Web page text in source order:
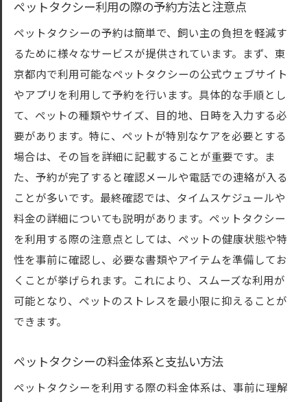
ーの特徴
緊急時に対応可能なペットタクシーのサー
ビス
定期利用と単発利用の違いと選び方
ペットタクシーの車両設備と快適な移動の
ための工夫
東京都のペットタクシーで移動が快適になる理
由
ペットタクシーが提供する快適な移動環境
ペットのストレス軽減と健康管理への配慮
ドライバーの専門知識とペットへの対応力
ペットタクシーの利用シーン別の利便性
の裏側
ペットタクシー利用の際の予約方法と注意点
ペットタクシーの予約は簡単で、飼い主の負担を軽減す
るために様々なサービスが提供されています。まず、東
京都内で利用可能なペットタクシーの公式ウェブサイト
やアプリを利用して予約を行います。具体的な手順とし
て、ペットの種類やサイズ、目的地、日時を入力する必
要があります。特に、ペットが特別なケアを必要とする
場合は、その旨を詳細に記載することが重要です。ま
た、予約が完了すると確認メールや電話での連絡が入る
ことが多いです。最終確認では、タイムスケジュールや
料金の詳細についても説明があります。ペットタクシー
を利用する際の注意点としては、ペットの健康状態や特
性を事前に確認し、必要な書類やアイテムを準備してお
くことが挙げられます。これにより、スムーズな利用が
可能となり、ペットのストレスを最小限に抑えることが
できます。
ペットタクシーの料金体系と支払い方法
ペットタクシーを利用する際の料金体系は、事前に理解